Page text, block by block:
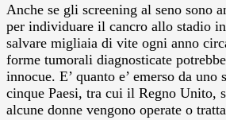
Anche se gli screening al seno sono
per individuare il cancro allo stadio
salvare migliaia di vite ogni anno
forme tumorali diagnosticate
innocue. E’ quanto e’ emerso da
cinque Paesi, tra cui il Regno Unito,
alcune donne vengono operate o